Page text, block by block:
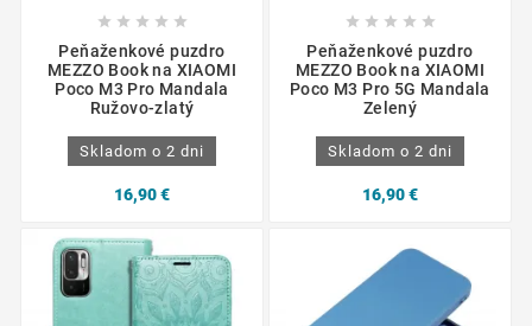
    
Peňaženkové puzdro
MEZZO Book na XIAOMI
Poco M3 Pro Mandala
Ružovo-zlatý
Skladom o 2 dni
16,90 €
    
Peňaženkové puzdro
MEZZO Book na XIAOMI
Poco M3 Pro 5G Mandala
Zelený
Skladom o 2 dni
16,90 €